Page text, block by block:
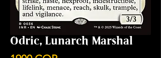
Odric, Lunarch Marshal